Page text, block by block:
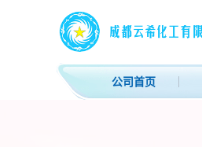
公司首页